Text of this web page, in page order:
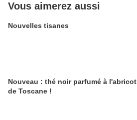
Vous aimerez aussi
Nouvelles tisanes
Nouveau : thé noir parfumé à l'abricot
de Toscane !